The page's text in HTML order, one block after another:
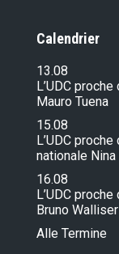
Calendrier
13.08
L’UDC
Mauro Tuena
15.08
L’UDC
nationale Nina
16.08
L’UDC
Bruno Walliser
Alle Termine